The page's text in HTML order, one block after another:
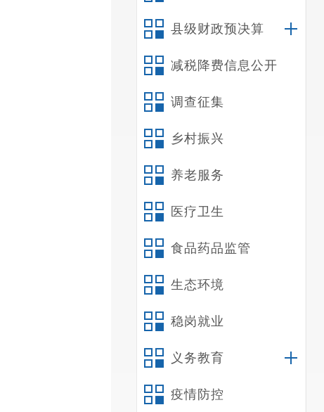
县级财政预决算
减税降费信息公开
调查征集
乡村振兴
养老服务
医疗卫生
食品药品监管
生态环境
稳岗就业
义务教育
疫情防控